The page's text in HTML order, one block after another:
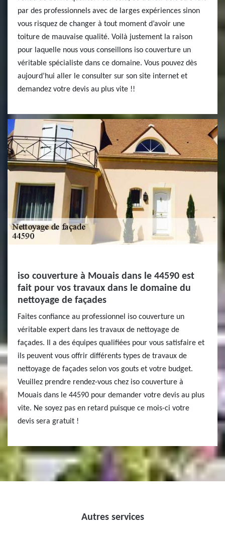
par des professionnels avec de larges expériences sinon
vous risquez de changer à tout moment d’avoir une
toiture de mauvaise qualité. Voilà justement la raison
pour laquelle nous vous conseillons iso couverture un
véritable spécialiste dans ce domaine. Vous pouvez dès
aujourd’hui aller le consulter sur son site internet et
demandez votre devis au plus vite !!
iso couverture à Mouais dans le 44590 est
fait pour vos travaux dans le domaine du
nettoyage de façades
Faites confiance au professionnel iso couverture un
véritable expert dans les travaux de nettoyage de
façades. Il a des équipes qualifiées pour vous satisfaire et
ils peuvent vous offrir différents types de travaux de
nettoyage de façades selon vos gouts et votre budget.
Veuillez prendre rendez-vous chez iso couverture à
Mouais dans le 44590 pour demander votre devis au plus
vite. Ne soyez pas en retard puisque ce mois-ci votre
devis sera gratuit !
Autres services